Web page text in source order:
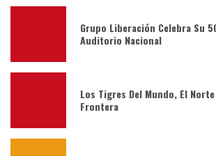
Grupo Liberación Celebra Su
Auditorio Nacional
Los Tigres Del Mundo, El
Frontera